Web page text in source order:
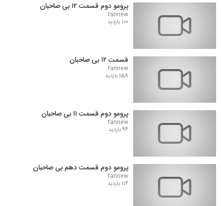
پرومو دوم قسمت ۱۲ بی صاحبان
fannew
100 بازدید
قسمت ۱۲ بی صاحبان
fannew
158 بازدید
پرومو دوم قسمت ۱۱ بی صاحبان
fannew
94 بازدید
پرومو دوم قسمت دهم بی صاحبان
fannew
116 بازدید